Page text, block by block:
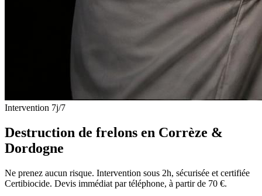
Intervention 7j/7
Destruction de frelons en Corrèze &
Dordogne
Ne prenez aucun risque. Intervention sous 2h, sécurisée et certifiée
Certibiocide. Devis immédiat par téléphone, à partir de 70 €.